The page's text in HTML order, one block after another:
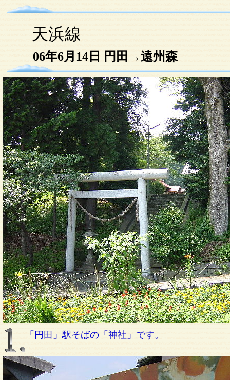
天浜線
06年6月14日 円田→遠州森
「円田」駅そばの「神社」です。